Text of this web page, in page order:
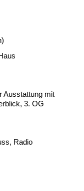
Ausstattung mit
3. OG
Radio